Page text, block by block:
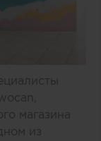
магазина
из